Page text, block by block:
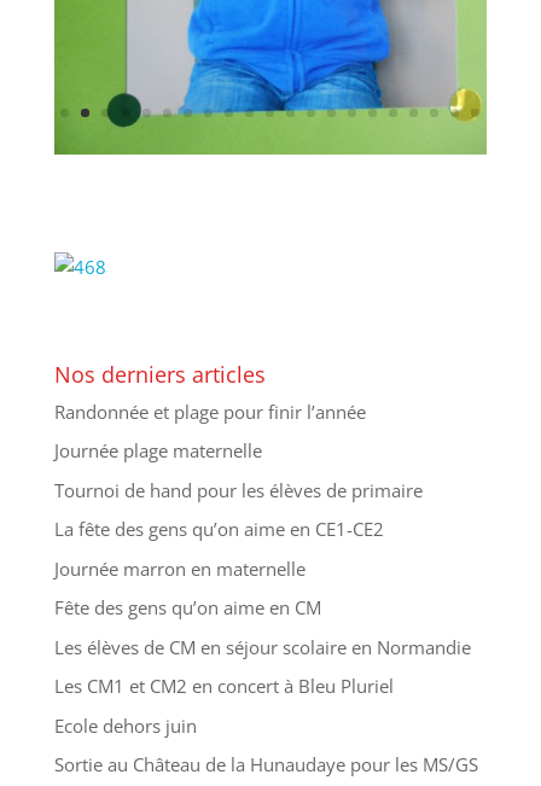
Nos derniers articles
Randonnée et plage pour finir l’année
Journée plage maternelle
Tournoi de hand pour les élèves de primaire
La fête des gens qu’on aime en CE1-CE2
Journée marron en maternelle
Fête des gens qu’on aime en CM
Les élèves de CM en séjour scolaire en Normandie
Les CM1 et CM2 en concert à Bleu Pluriel
Ecole dehors juin
Sortie au Château de la Hunaudaye pour les MS/GS